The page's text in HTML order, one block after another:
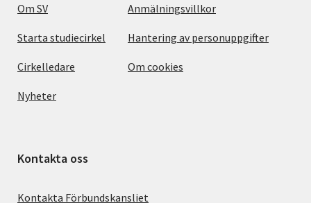
Om SV
Starta studiecirkel
Cirkelledare
Nyheter
Anmälningsvillkor
Hantering av personuppgifter
Om cookies
Kontakta oss
Kontakta Förbundskansliet